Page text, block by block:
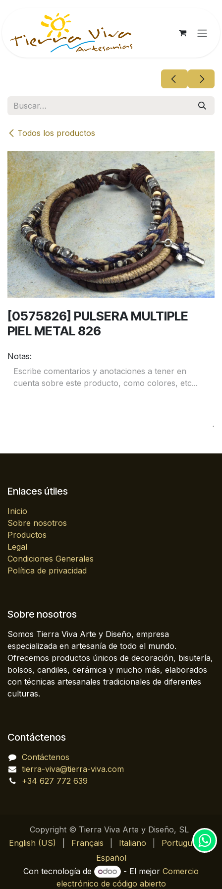
Todos los productos
[0575826] PULSERA MULTIPLE
PIEL METAL 826
Notas:
Enlaces útiles
Inicio
Sobre nosotros
Productos
Legal
Condiciones Generales
Política de privacidad
Sobre nosotros
Somos Tierra Viva Arte y Diseño, empresa
especializada en artesanía de todo el mundo.
Ofrecemos productos únicos de decoración, bisutería,
bolsos, candiles, cerámica y mucho más, elaborados
con técnicas artesanales tradicionales de diferentes
culturas.
Contáctenos
Contáctenos
tierra-viva@tierra-viva.com
+34 627 772 639
Copyright © Tierra Viva Arte y Diseño, SL
English (US)
Français Italiano Português
|
Español
Con tecnología de
- El mejorComercio
electrónico de código abierto